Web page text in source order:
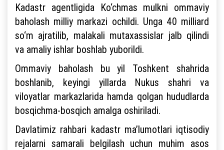
Kadastr agentligida Ko‘chmas mulkni ommaviy
baholash milliy markazi ochildi. Unga 40 milliard
so‘m ajratilib, malakali mutaxassislar jalb qilindi
va amaliy ishlar boshlab yuborildi.
Ommaviy baholash bu yil Toshkent shahrida
boshlanib, keyingi yillarda Nukus shahri va
viloyatlar markazlarida hamda qolgan hududlarda
bosqichma-bosqich amalga oshiriladi.
Davlatimiz rahbari kadastr ma’lumotlari iqtisodiy
rejalarni samarali belgilash uchun muhim asos